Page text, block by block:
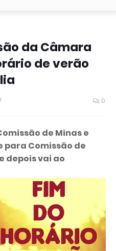
da Câmara
de verão
0
de Minas e
para Comissão de
depois vai ao